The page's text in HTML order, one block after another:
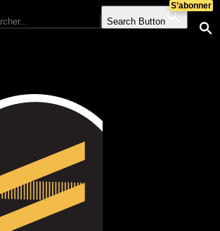
Search Button
S’abonner